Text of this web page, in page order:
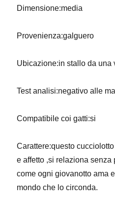
Dimensione:media
Provenienza:galguero
Ubicazione:in stallo da una
Test analisi:negativo alle
Compatibile coi gatti:si
Carattere:questo
e affetto ,si relaziona
come ogni giovanotto ama
mondo che lo circonda.